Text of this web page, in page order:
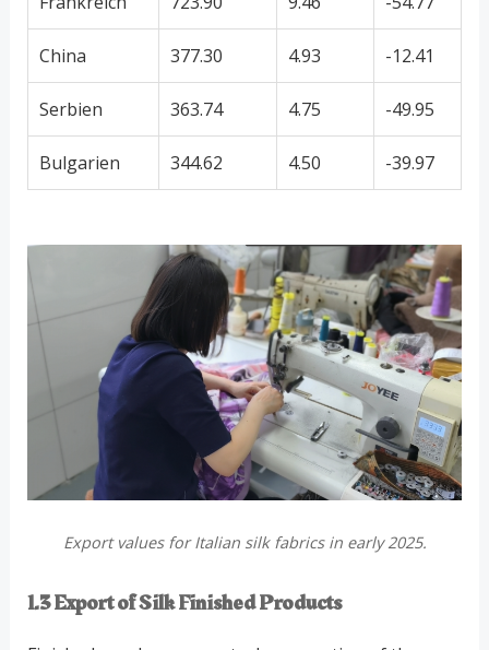
China 377.30 4.93 -12.41
Serbien 363.74 4.75 -49.95
Bulgarien 344.62 4.50 -39.97
Export values for Italian silk fabrics in early 2025.
1.3 Export of Silk Finished Products